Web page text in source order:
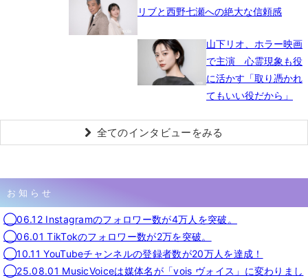
リブと西野七瀬への絶大な信頼感
山下リオ、ホラー映画
で主演 心霊現象も役
に活かす「取り憑かれ
てもいい役だから」
全てのインタビューをみる
お知らせ
◯06.12 Instagramのフォロワー数が4万人を突破。
◯06.01 TikTokのフォロワー数が2万を突破。
◯10.11 YouTubeチャンネルの登録者数が20万人を達成！
◯25.08.01 MusicVoiceは媒体名が「vois ヴォイス」に変わりまし